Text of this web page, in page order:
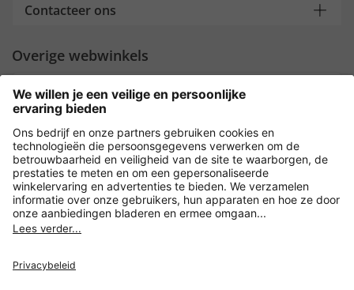
Contacteer ons
Overige webwinkels
Nederland
Payment and Delivery
Versleuteling met